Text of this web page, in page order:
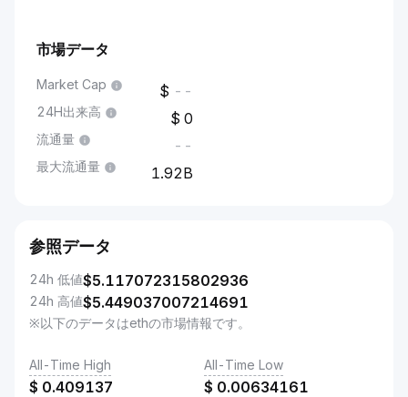
市場データ
Market Cap --
24H出来高 0
流通量 --
最大流通量 1.92B
参照データ
24h 低値$5.117072315802936
24h 高値$5.449037007214691
※以下のデータはethの市場情報です。
All-Time High
$ 0.409137
All-Time Low
$ 0.00634161